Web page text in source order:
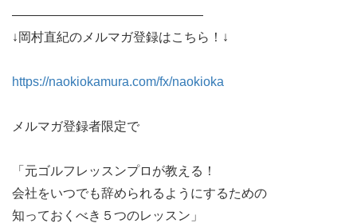
———————————————
↓岡村直紀のメルマガ登録はこちら！↓
https://naokiokamura.com/fx/naokioka
メルマガ登録者限定で
「元ゴルフレッスンプロが教える！
会社をいつでも辞められるようにするための
知っておくべき５つのレッスン」